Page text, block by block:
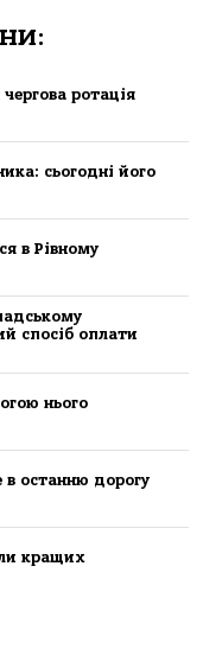
ротація
сьогодні його
в Рівному
спосіб оплати
нього
в останню дорогу
кращих